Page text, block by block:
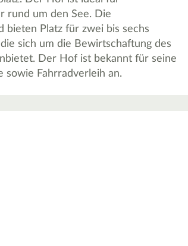
rund um den See. Die
bieten Platz für zwei bis sechs
sich um die Bewirtschaftung des
Der Hof ist bekannt für seine
sowie Fahrradverleih an.